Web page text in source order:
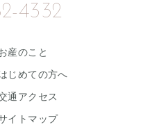
4332
産のこと
じめての方へ
通アクセス
イトマップ